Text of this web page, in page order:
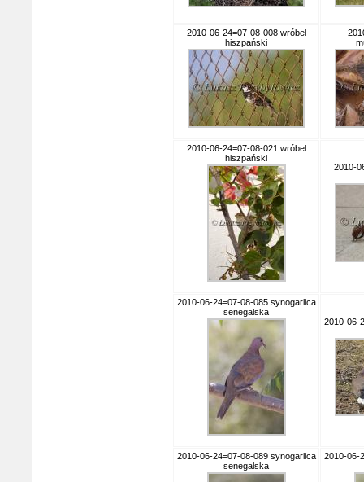
2010-06-24=07-08-008 wróbel
hiszpański
2010-06-24=07-08-021 wróbel
hiszpański
2010-
2010-06-24=07-08-085 synogarlica
senegalska
2010-06-
2010-06-24=07-08-089 synogarlica
senegalska
2010-06-